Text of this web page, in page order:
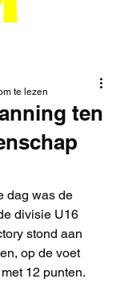
ten
te lezen
dag was de
divisie U16
stond aan
op de voet
12 punten.